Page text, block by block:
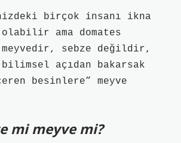
birçok insanı ikna
ama domates
sebze değildir,
açıdan bakarsak
besinlere” meyve
mi meyve mi?